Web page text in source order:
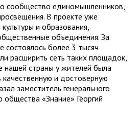
сообщество единомышленников,
В проекте уже
и образования,
объединения. За
состоялось более 3 тысяч
расширить сеть таких площадок,
нашей страны у жителей была
и достоверную
заместитель генерального
общества «Знание» Георгий